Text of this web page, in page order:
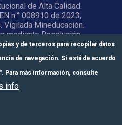
de Alta Calidad.
n.° 008910 de 2023,
Vigilada Mineducación.
mediante Resolución
de 1967. Reconocida
por el Ministerio de
mediante Resolución
octubre de 1978.
Central 2026
y de terceros para recopilar datos
de navegación. Si está de acuerdo
Para más información, consulte
info